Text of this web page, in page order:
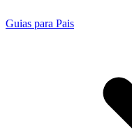
Guias para Pais